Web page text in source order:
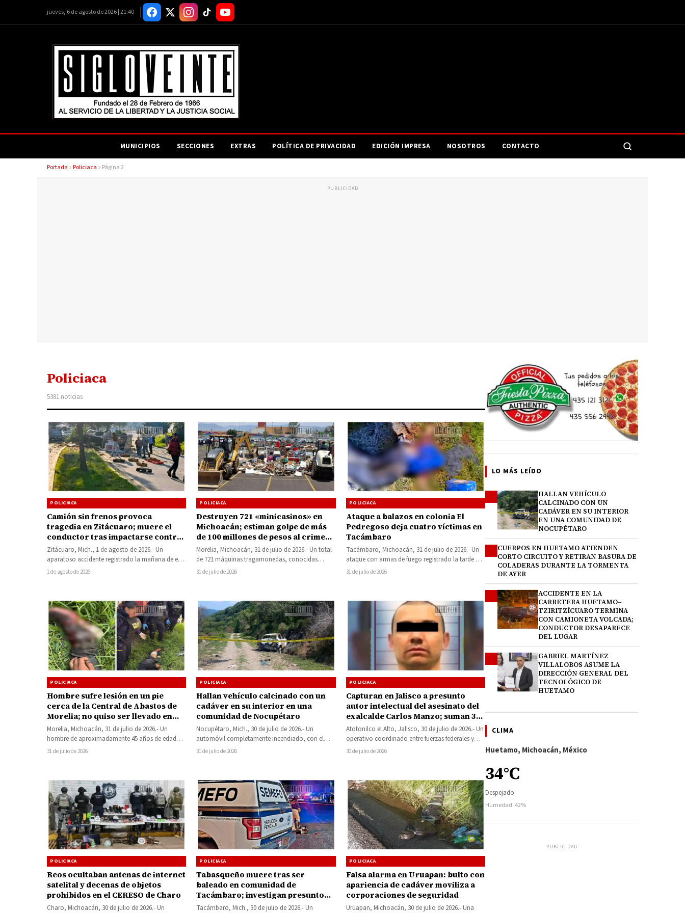
jueves, 6 de agosto de 2026 | 21:40
MUNICIPIOS SECCIONES EXTRAS POLÍTICA DE PRIVACIDAD EDICIÓN IMPRESA NOSOTROS CONTACTO
Portada »Policiaca » Página 2
PUBLICIDAD
Policiaca
5381 noticias
POLICIACA
Camión sin frenos provoca
tragedia en Zitácuaro; muere el
conductor tras impactarse contra
una vivienda
Zitácuaro, Mich., 1 de agosto de 2026.- Un
aparatoso accidente registrado la mañana de este
sábado en el acceso a…
1 de agosto de 2026
POLICIACA
Destruyen 721 «minicasinos» en
Michoacán; estiman golpe de más
de 100 millones de pesos al crimen
organizado
Morelia, Michoacán, 31 de julio de 2026.- Un total
de 721 máquinas tragamonedas, conocidas
como «minicasinos», fueron destruidas este
31 de julio de 2026
POLICIACA
Ataque a balazos en colonia El
Pedregoso deja cuatro víctimas en
Tacámbaro
Tacámbaro, Michoacán, 31 de julio de 2026.- Un
ataque con armas de fuego registrado la tarde de
este viernes en…
31 de julio de 2026
POLICIACA
Hombre sufre lesión en un pie
cerca de la Central de Abastos de
Morelia; no quiso ser llevado en
ambulancia
Morelia, Michoacán, 31 de julio de 2026.- Un
hombre de aproximadamente 45 años de edad
resultó lesionado en el pie…
31 de julio de 2026
POLICIACA
Hallan vehículo calcinado con un
cadáver en su interior en una
comunidad de Nocupétaro
Nocupétaro, Mich., 30 de julio de 2026.- Un
automóvil completamente incendiado, con el
cuerpo calcinado de una persona en su…
31 de julio de 2026
POLICIACA
Capturan en Jalisco a presunto
autor intelectual del asesinato del
exalcalde Carlos Manzo; suman 31
detenidos por el caso
Atotonilco el Alto, Jalisco, 30 de julio de 2026.- Un
operativo coordinado entre fuerzas federales y
estatales culminó con la…
30 de julio de 2026
POLICIACA
Reos ocultaban antenas de internet
satelital y decenas de objetos
prohibidos en el CERESO de Charo
Charo, Michoacán, 30 de julio de 2026.- Un
POLICIACA
Tabasqueño muere tras ser
baleado en comunidad de
Tacámbaro; investigan presunto
altercado como móvil
Tacámbaro, Mich., 30 de julio de 2026.- Un
POLICIACA
Falsa alarma en Uruapan: bulto con
apariencia de cadáver moviliza a
corporaciones de seguridad
Uruapan, Michoacán, 30 de julio de 2026.- Una
LO MÁS LEÍDO
HALLAN VEHÍCULO
CALCINADO CON UN
CADÁVER EN SU INTERIOR
EN UNA COMUNIDAD DE
NOCUPÉTARO
CUERPOS EN HUETAMO ATIENDEN
CORTO CIRCUITO Y RETIRAN BASURA DE
COLADERAS DURANTE LA TORMENTA
DE AYER
ACCIDENTE EN LA
CARRETERA HUETAMO–
TZIRITZÍCUARO TERMINA
CON CAMIONETA VOLCADA;
CONDUCTOR DESAPARECE
DEL LUGAR
GABRIEL MARTÍNEZ
VILLALOBOS ASUME LA
DIRECCIÓN GENERAL DEL
TECNOLÓGICO DE
HUETAMO
CLIMA
Huetamo, Michoacán, México
34°C
Despejado
Humedad: 42%
PUBLICIDAD